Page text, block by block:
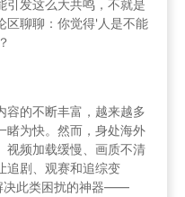
引发这么大共鸣，不就是
区聊聊：你觉得'人是不能
容的不断丰富，越来越多
睹为快。然而，身处海外
视频加载缓慢、画质不清
追剧、观赛和追综变
决此类困扰的神器——